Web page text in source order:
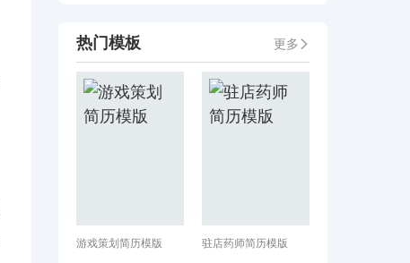
热门模板 更多
游戏策划简历模版 驻店药师简历模版